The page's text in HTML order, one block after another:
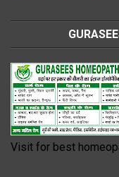
Visit for best